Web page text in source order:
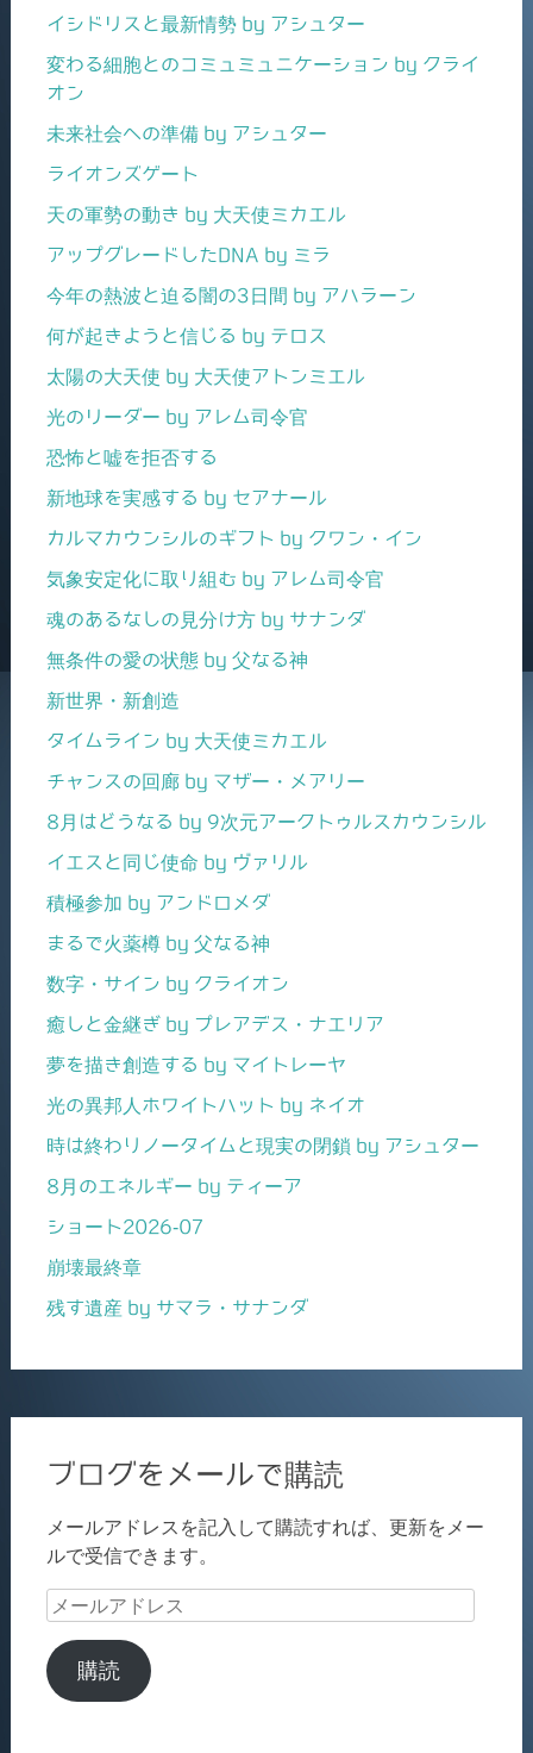
イシドリスと最新情勢 by アシュター
変わる細胞とのコミュミュニケーション by クライ
オン
未来社会への準備 by アシュター
ライオンズゲート
天の軍勢の動き by 大天使ミカエル
アップグレードしたDNA by ミラ
今年の熱波と迫る闇の3日間 by アハラーン
何が起きようと信じる by テロス
太陽の大天使 by 大天使アトンミエル
光のリーダー by アレム司令官
恐怖と嘘を拒否する
新地球を実感する by セアナール
カルマカウンシルのギフト by クワン・イン
気象安定化に取り組む by アレム司令官
魂のあるなしの見分け方 by サナンダ
無条件の愛の状態 by 父なる神
新世界・新創造
タイムライン by 大天使ミカエル
チャンスの回廊 by マザー・メアリー
8月はどうなる by 9次元アークトゥルスカウンシル
イエスと同じ使命 by ヴァリル
積極参加 by アンドロメダ
まるで火薬樽 by 父なる神
数字・サイン by クライオン
癒しと金継ぎ by プレアデス・ナエリア
夢を描き創造する by マイトレーヤ
光の異邦人ホワイトハット by ネイオ
時は終わりノータイムと現実の閉鎖 by アシュター
8月のエネルギー by ティーア
ショート2026-07
崩壊最終章
残す遺産 by サマラ・サナンダ
ブログをメールで購読
メールアドレスを記入して購読すれば、更新をメー
ルで受信できます。
メ
ル
ア
購読